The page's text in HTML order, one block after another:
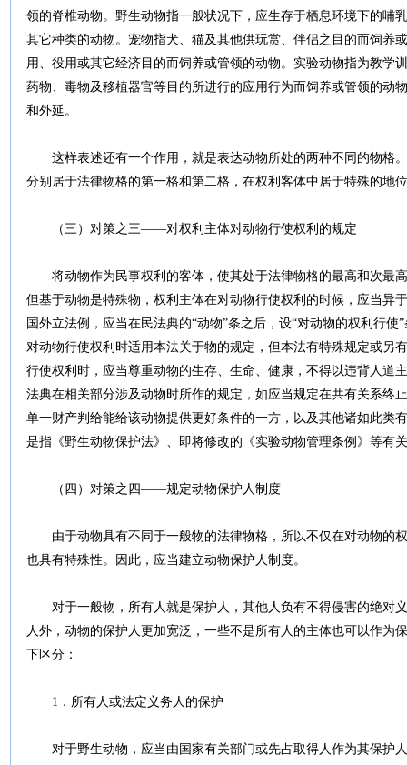
领的脊椎动物。野生动物指一般状况下，应生存于栖息环境下的哺
其它种类的动物。宠物指犬、猫及其他供玩赏、伴侣之目的而饲养
用、役用或其它经济目的而饲养或管领的动物。实验动物指为教学
药物、毒物及移植器官等目的所进行的应用行为而饲养或管领的动
和外延。
这样表述还有一个作用，就是表达动物所处的两种不同的物格
分别居于法律物格的第一格和第二格，在权利客体中居于特殊的地
（三）对策之三――对权利主体对动物行使权利的规定
将动物作为民事权利的客体，使其处于法律物格的最高和次最
但基于动物是特殊物，权利主体在对动物行使权利的时候，应当异
国外立法例，应当在民法典的“动物”条之后，设“对动物的权利行
对动物行使权利时适用本法关于物的规定，但本法有特殊规定或另
行使权利时，应当尊重动物的生存、生命、健康，不得以违背人道
法典在相关部分涉及动物时所作的规定，如应当规定在共有关系终
单一财产判给能给该动物提供更好条件的一方，以及其他诸如此类
是指《野生动物保护法》、即将修改的《实验动物管理条例》等有
（四）对策之四――规定动物保护人制度
由于动物具有不同于一般物的法律物格，所以不仅在对动物的
也具有特殊性。因此，应当建立动物保护人制度。
对于一般物，所有人就是保护人，其他人负有不得侵害的绝对
人外，动物的保护人更加宽泛，一些不是所有人的主体也可以作为
下区分：
1．所有人或法定义务人的保护
对于野生动物，应当由国家有关部门或先占取得人作为其保护